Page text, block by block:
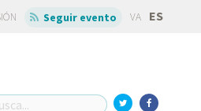
Seguir evento VA ES